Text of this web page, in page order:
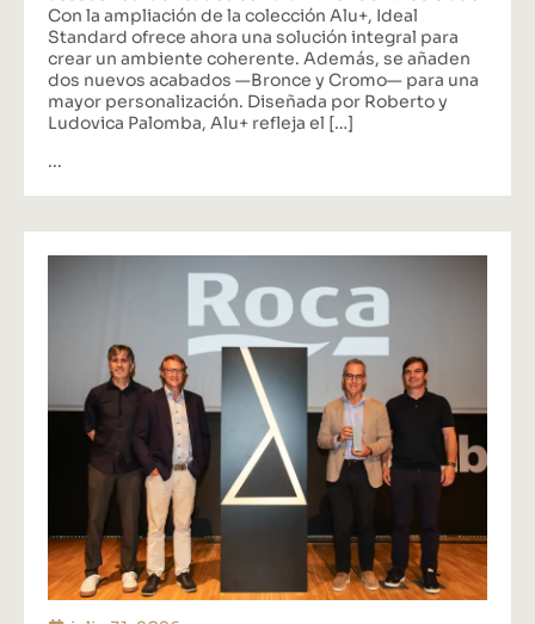
Con la ampliación de la colección Alu+, Ideal
Standard ofrece ahora una solución integral para
crear un ambiente coherente. Además, se añaden
dos nuevos acabados —Bronce y Cromo— para una
mayor personalización. Diseñada por Roberto y
Ludovica Palomba, Alu+ refleja el […]
...